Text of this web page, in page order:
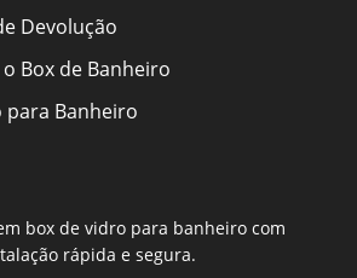
Devolução
Box de Banheiro
para Banheiro
box de vidro para banheiro com
rápida e segura.